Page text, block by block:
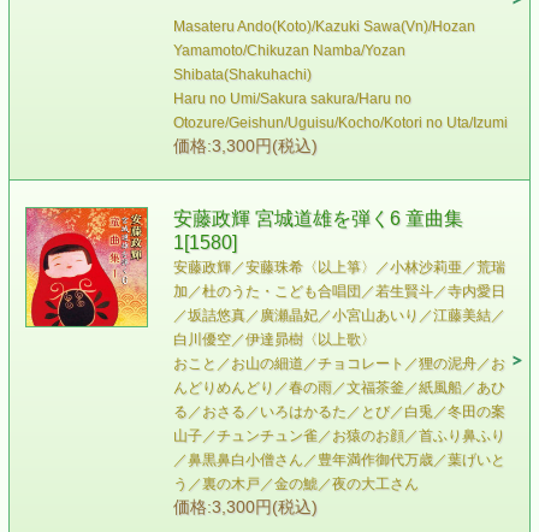
Masateru Ando(Koto)/Kazuki Sawa(Vn)/Hozan
Yamamoto/Chikuzan Namba/Yozan
Shibata(Shakuhachi)
Haru no Umi/Sakura sakura/Haru no
Otozure/Geishun/Uguisu/Kocho/Kotori no Uta/Izumi
価格:3,300円(税込)
安藤政輝 宮城道雄を弾く6 童曲集
1[1580]
安藤政輝／安藤珠希〈以上箏〉／小林沙莉亜／荒瑞
加／杜のうた・こども合唱団／若生賢斗／寺内愛日
／坂詰悠真／廣瀬晶妃／小宮山あいり／江藤美結／
白川優空／伊達昴樹〈以上歌〉
おこと／お山の細道／チョコレート／狸の泥舟／お
んどりめんどり／春の雨／文福茶釜／紙風船／あひ
る／おさる／いろはかるた／とび／白兎／冬田の案
山子／チュンチュン雀／お猿のお顔／首ふり鼻ふり
／鼻黒鼻白小僧さん／豊年満作御代万歳／葉げいと
う／裏の木戸／金の鯱／夜の大工さん
価格:3,300円(税込)